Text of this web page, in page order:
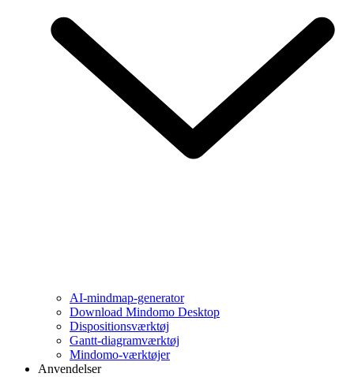
AI-mindmap-generator
Download Mindomo Desktop
Dispositionsværktøj
Gantt-diagramværktøj
Mindomo-værktøjer
Anvendelser